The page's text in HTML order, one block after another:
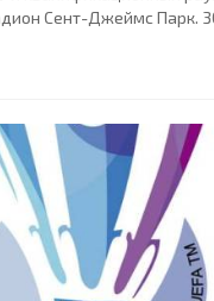
Сент-Джеймс Парк.
Кристиан Вершник
Милнер, Скотт Паркер
Селестин